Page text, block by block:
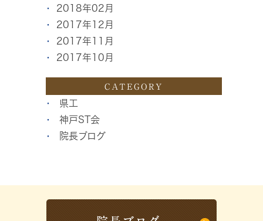
2018年02月
2017年12月
2017年11月
2017年10月
CATEGORY
県工
神戸ST会
院長ブログ